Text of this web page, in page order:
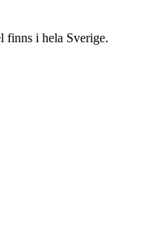
finns i hela Sverige.